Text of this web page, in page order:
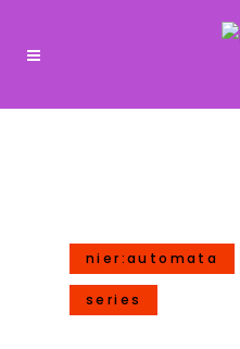
nier:automata
series